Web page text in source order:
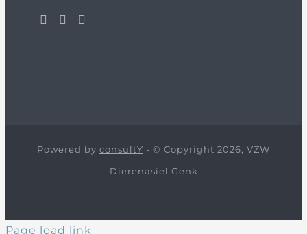
Powered by consultY - © Copyright 2026, VZW
Dierenasiel Genk
Page load link